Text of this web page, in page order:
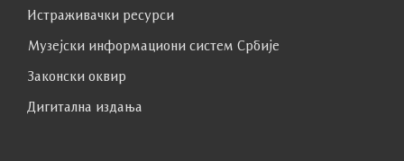
Истраживачки ресурси
Музејски информациони систем Србије
Законски оквир
Дигитална издања